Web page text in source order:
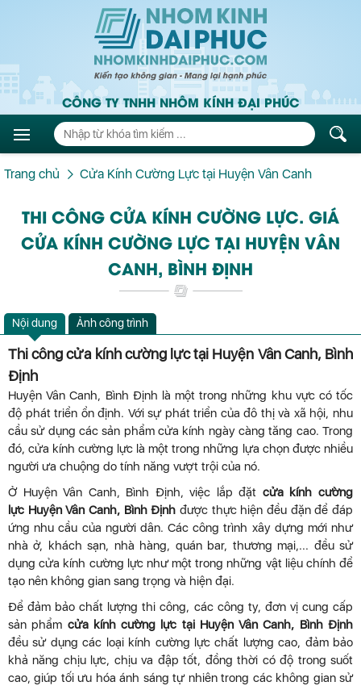
CÔNG TY TNHH NHÔM KÍNH ĐẠI PHÚC
Trang chủ Cửa Kính Cường Lực tại Huyện Vân Canh
THI CÔNG CỬA KÍNH CƯỜNG LỰC. GIÁ
CỬA KÍNH CƯỜNG LỰC TẠI HUYỆN VÂN
CANH, BÌNH ĐỊNH
Nội dung Ảnh công trình
Thi công cửa kính cường lực tại Huyện Vân Canh, Bình
Định
Huyện Vân Canh, Bình Định là một trong những khu vực có tốc
độ phát triển ổn định. Với sự phát triển của đô thị và xã hội, nhu
cầu sử dụng các sản phẩm cửa kính ngày càng tăng cao. Trong
đó, cửa kính cường lực là một trong những lựa chọn được nhiều
người ưa chuộng do tính năng vượt trội của nó.
Ở Huyện Vân Canh, Bình Định, việc lắp đặt cửa kính cường
lực Huyện Vân Canh, Bình Định được thực hiện đều đặn để đáp
ứng nhu cầu của người dân. Các công trình xây dựng mới như
nhà ở, khách sạn, nhà hàng, quán bar, thương mại,... đều sử
dụng cửa kính cường lực như một trong những vật liệu chính để
tạo nên không gian sang trọng và hiện đại.
Để đảm bảo chất lượng thi công, các công ty, đơn vị cung cấp
sản phẩm cửa kính cường lực tại Huyện Vân Canh, Bình Định
đều sử dụng các loại kính cường lực chất lượng cao, đảm bảo
khả năng chịu lực, chịu va đập tốt, đồng thời có độ trong suốt
cao, giúp tối ưu hóa ánh sáng tự nhiên trong các không gian sử